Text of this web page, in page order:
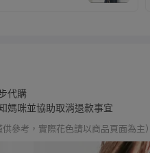
代購
媽咪並協助取消退款事宜
供參考，實際花色請以商品頁面為主）